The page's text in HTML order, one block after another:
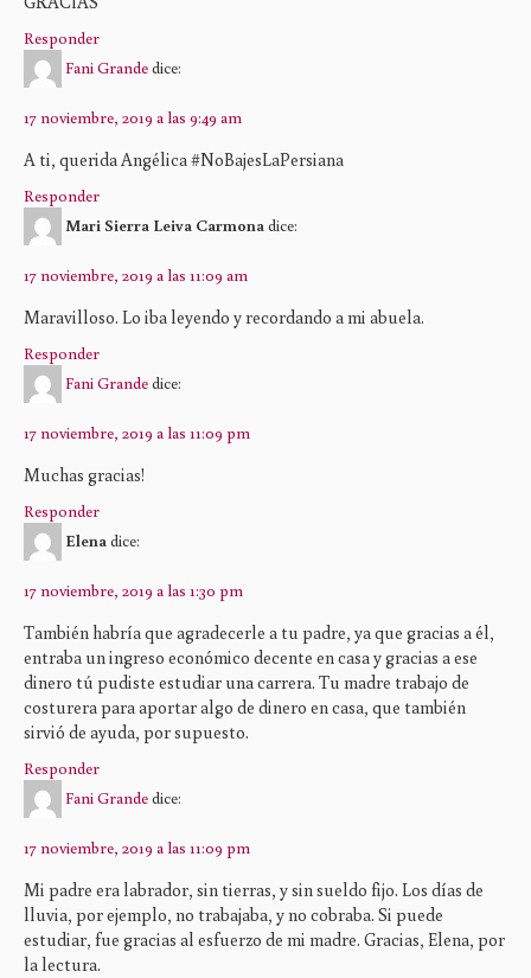
Responder
Fani Grandedice:
17 noviembre, 2019 a las 9:49 am
A ti, querida Angélica #NoBajesLaPersiana
Responder
Mari Sierra Leiva Carmona dice:
17 noviembre, 2019 a las 11:09 am
Maravilloso. Lo iba leyendo y recordando a mi abuela.
Responder
Fani Grandedice:
17 noviembre, 2019 a las 11:09 pm
Muchas gracias!
Responder
Elena dice:
17 noviembre, 2019 a las 1:30 pm
También habría que agradecerle a tu padre, ya que gracias a él,
entraba un ingreso económico decente en casa y gracias a ese
dinero tú pudiste estudiar una carrera. Tu madre trabajo de
costurera para aportar algo de dinero en casa, que también
sirvió de ayuda, por supuesto.
Responder
Fani Grandedice:
17 noviembre, 2019 a las 11:09 pm
Mi padre era labrador, sin tierras, y sin sueldo fijo. Los días de
lluvia, por ejemplo, no trabajaba, y no cobraba. Si puede
estudiar, fue gracias al esfuerzo de mi madre. Gracias, Elena, por
la lectura.